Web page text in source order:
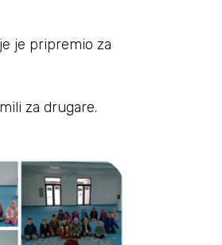
je pripremio za
za drugare.